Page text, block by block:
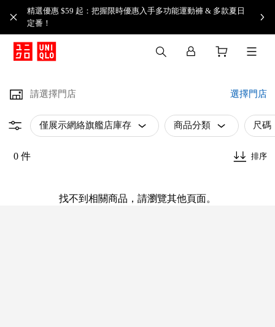
精選優惠 $59 起：把握限時優惠入手多功能運動褲 & 多款夏日
定番！​
請選擇門店 選擇門店
僅展示網絡旗艦店庫存 商品分類 尺碼
0 件 排序
找不到相關商品，請瀏覽其他頁面。